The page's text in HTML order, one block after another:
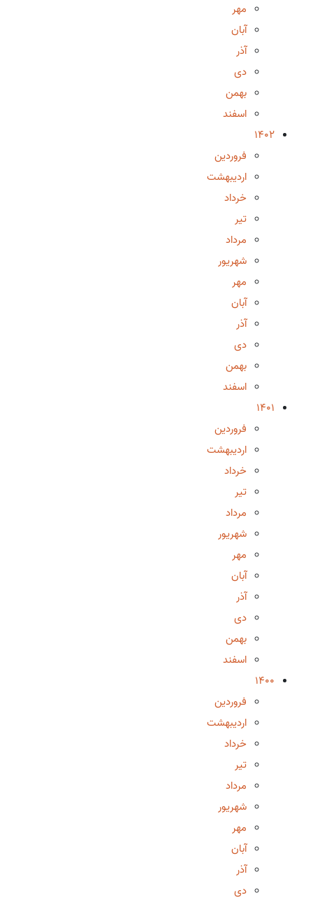
مهر
آبان
آذر
دی
بهمن
اسفند
1402
فروردین
اردیبهشت
خرداد
تیر
مرداد
شهریور
مهر
آبان
آذر
دی
بهمن
اسفند
1401
فروردین
اردیبهشت
خرداد
تیر
مرداد
شهریور
مهر
آبان
آذر
دی
بهمن
اسفند
1400
فروردین
اردیبهشت
خرداد
تیر
مرداد
شهریور
مهر
آبان
آذر
دی